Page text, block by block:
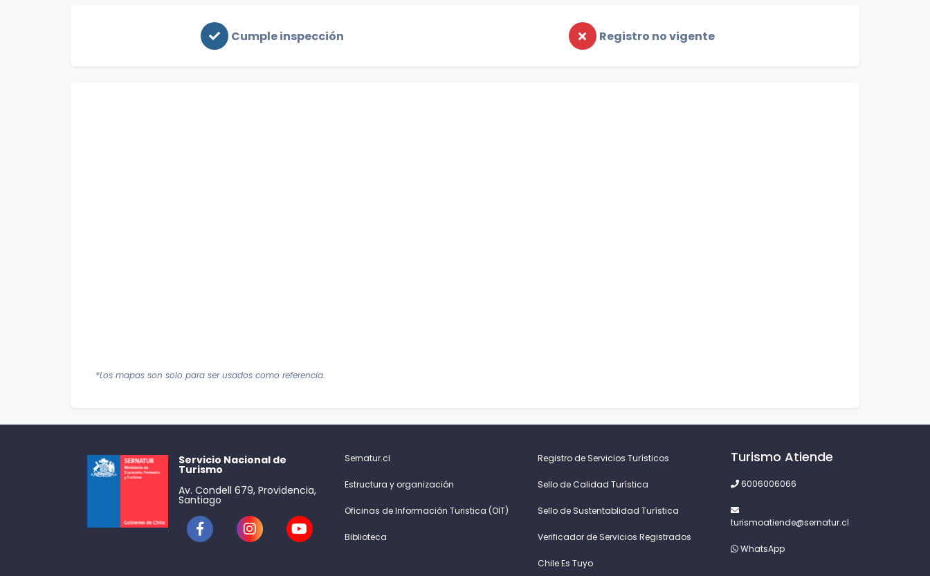
Cumple inspección Registro no vigente
*Los mapas son solo para ser usados como referencia.
Servicio Nacional de
Turismo
Av. Condell 679, Providencia,
Santiago
Sernatur.cl
Estructura y organización
Oficinas de Información Turistica (OIT)
Biblioteca
Registro de Servicios Turísticos
Sello de Calidad Turística
Sello de Sustentablidad Turística
Verificador de Servicios Registrados
Chile Es Tuyo
Turismo Atiende
6006006066
turismoatiende@sernatur.cl
WhatsApp